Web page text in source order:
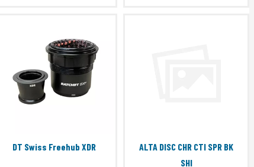
ERE TENACI TLR
EXTRA S
GRIT
Hub
WAKE
DT Swiss Freehub XDR
ALTA DISC CHR CTI SPR BK
SHI